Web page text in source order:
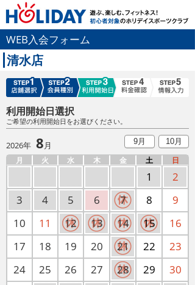
WEB入会フォーム
清水店
利用開始日選択
ご希望の利用開始日をお選びください。
2026年 8月 9月 10月
月 火 水 木 金 土 日
1
2
3
4 5 6 7 8
9
10
11 12 13 14 15
16
17
18 19 20 21 22
23
24
25 26 27 28 29
30